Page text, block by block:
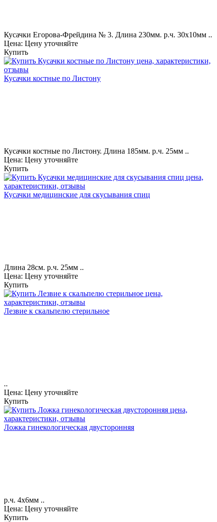
Кусачки Егорова-Фрейдина № 3. Длина 230мм. р.ч. 30х10мм ..
Цена: Цену уточняйте
Купить
Кусачки костные по Листону
Кусачки костные по Листону. Длина 185мм. р.ч. 25мм ..
Цена: Цену уточняйте
Купить
Кусачки медицинские для скусывания спиц
Длина 28см. р.ч. 25мм ..
Цена: Цену уточняйте
Купить
Лезвие к скальпелю стерильное
..
Цена: Цену уточняйте
Купить
Ложка гинекологическая двусторонняя
р.ч. 4х6мм ..
Цена: Цену уточняйте
Купить